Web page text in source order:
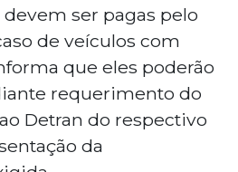
ser pagas pelo
de veículos com
que eles poderão
requerimento do
Detran do respectivo
da